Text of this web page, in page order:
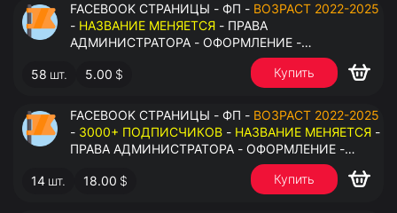
FACEBOOK СТРАНИЦЫ - ФП - ВОЗРАСТ 2022-2025
- НАЗВАНИЕ МЕНЯЕТСЯ - ПРАВА
АДМИНИСТРАТОРА - ОФОРМЛЕНИЕ -
ЗАПОЛНЕННАЯ ИНФОРМАЦИЯ - ПОД ВСЕ ГЕО
58 шт. 5.00 $ Купить
FACEBOOK СТРАНИЦЫ - ФП - ВОЗРАСТ 2022-2025
- 3000+ ПОДПИСЧИКОВ - НАЗВАНИЕ МЕНЯЕТСЯ -
ПРАВА АДМИНИСТРАТОРА - ОФОРМЛЕНИЕ -
ЗАПОЛНЕННАЯ ИНФОРМАЦИЯ - ПОД ВСЕ ГЕО
14 шт. 18.00 $ Купить